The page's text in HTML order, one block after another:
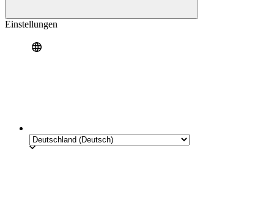
Einstellungen